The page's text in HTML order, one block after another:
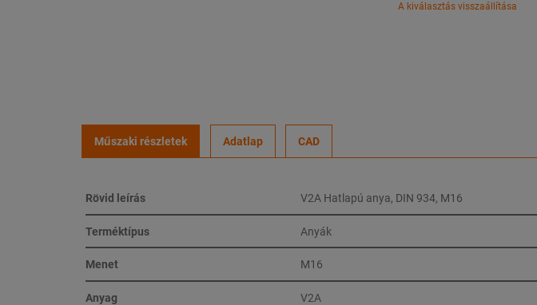
A kiválasztás visszaállítása
Műszaki részletek Adatlap CAD
Rövid leírás V2A Hatlapú anya, DIN 934, M16
Terméktípus Anyák
Menet M16
Anyag V2A